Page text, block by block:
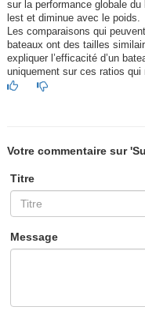
sur la performance globale
lest et diminue avec le poids.
Les comparaisons qui
bateaux ont des tailles
expliquer l’efficacité d’un
uniquement sur ces ratios qui
Votre commentaire sur
Titre
Message